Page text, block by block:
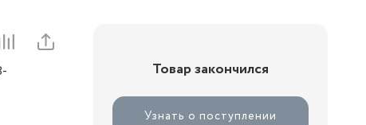
Товар закончился
Узнать о поступлении